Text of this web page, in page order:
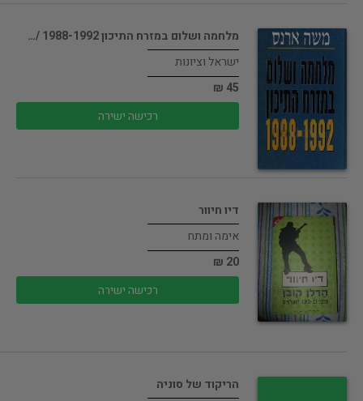
מלחמה ושלום במזרח התיכון 1988-1992 /…
ישראל וציונות
45 ₪
רכישה ישירה
דיו חיוור
אימה ומתח
20 ₪
רכישה ישירה
הריקוד של סוניה